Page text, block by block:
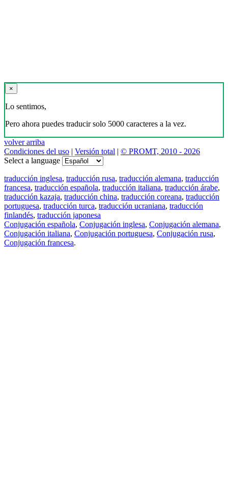
×
Lo sentimos,
Pero ahora puedes traducir solo 5000 caracteres a la vez.
volver arriba
Condiciones del uso | Versión total | © PROMT, 2010 - 2026
Select a language
traducción inglesa, traducción rusa, traducción alemana, traducción
francesa, traducción española, traducción italiana, traducción árabe,
traducción kazaja, traducción china, traducción coreana, traducción
portuguesa, traducción turca, traducción ucraniana, traducción
finlandés, traducción japonesa
Conjugación española, Conjugación inglesa, Conjugación alemana,
Conjugación italiana, Conjugación portuguesa, Conjugación rusa,
Conjugación francesa.